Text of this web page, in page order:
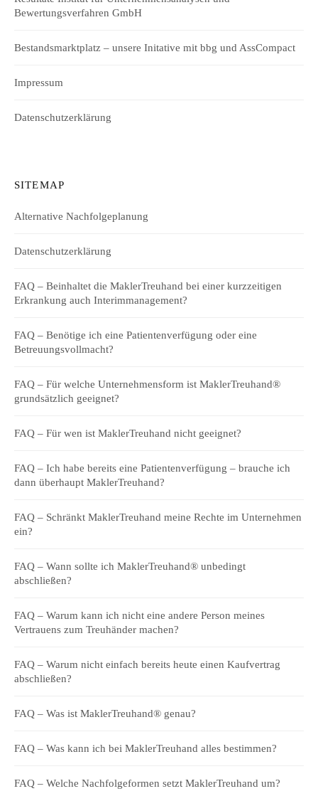
Bewertungsverfahren GmbH
Bestandsmarktplatz – unsere Initative mit bbg und AssCompact
Impressum
Datenschutzerklärung
SITEMAP
Alternative Nachfolgeplanung
Datenschutzerklärung
FAQ – Beinhaltet die MaklerTreuhand bei einer kurzzeitigen
Erkrankung auch Interimmanagement?
FAQ – Benötige ich eine Patientenverfügung oder eine
Betreuungsvollmacht?
FAQ – Für welche Unternehmensform ist MaklerTreuhand®
grundsätzlich geeignet?
FAQ – Für wen ist MaklerTreuhand nicht geeignet?
FAQ – Ich habe bereits eine Patientenverfügung – brauche ich
dann überhaupt MaklerTreuhand?
FAQ – Schränkt MaklerTreuhand meine Rechte im Unternehmen
ein?
FAQ – Wann sollte ich MaklerTreuhand® unbedingt
abschließen?
FAQ – Warum kann ich nicht eine andere Person meines
Vertrauens zum Treuhänder machen?
FAQ – Warum nicht einfach bereits heute einen Kaufvertrag
abschließen?
FAQ – Was ist MaklerTreuhand® genau?
FAQ – Was kann ich bei MaklerTreuhand alles bestimmen?
FAQ – Welche Nachfolgeformen setzt MaklerTreuhand um?